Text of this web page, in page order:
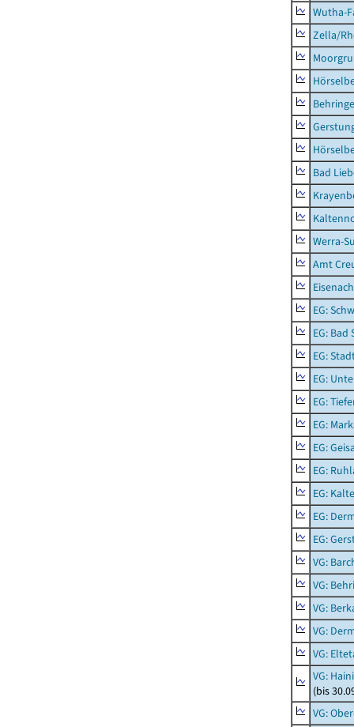
Wutha-
Zella/
Bad
Werra-
Amt
EG:
EG:
EG:
EG:
EG:
EG:
EG:
EG:
EG:
EG:
EG:
VG:
VG:
VG:
VG:
VG:
VG:
(bis
VG: